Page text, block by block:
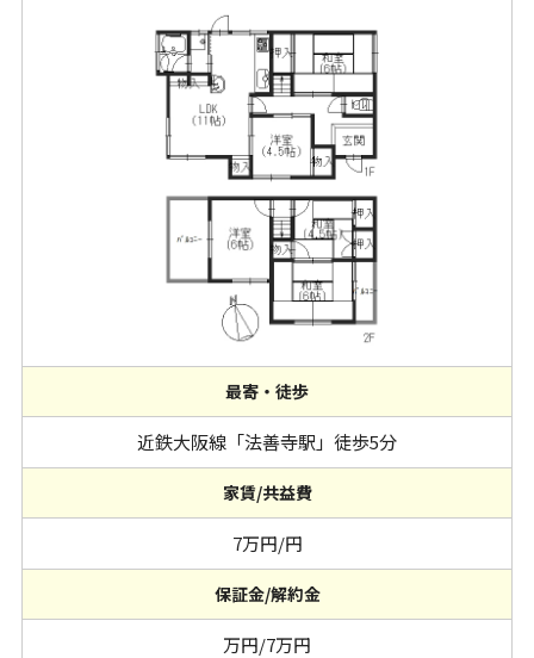
最寄・徒歩
近鉄大阪線「法善寺駅」徒歩5分
家賃/共益費
7万円/円
保証金/解約金
万円/7万円